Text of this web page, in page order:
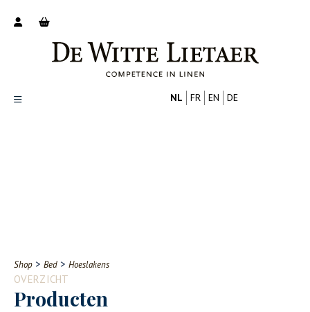
Contact
NL FR EN DE
Shop > Bed > Hoeslakens
OVERZICHT
Producten